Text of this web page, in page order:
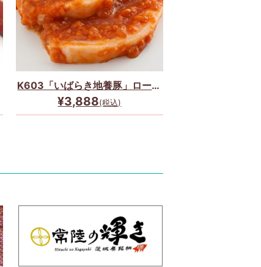
K603「いばらき地養豚」ロース
味噌付け6枚セット☆
¥3,888(税込)